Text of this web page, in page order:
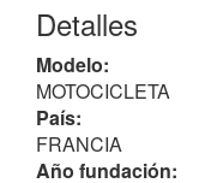
Detalles
Modelo:
MOTOCICLETA
País:
FRANCIA
Año fundación: